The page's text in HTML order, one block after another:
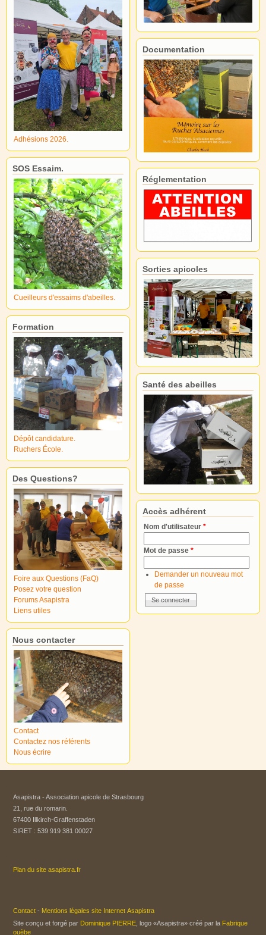
Adhésions 2026.
SOS Essaim.
Cueilleurs d'essaims d'abeilles.
Formation
Dépôt candidature.
Ruchers École.
Des Questions?
Foire aux Questions (FaQ)
Posez votre question
Forums Asapistra
Liens utiles
Nous contacter
Contact
Contactez nos référents
Nous écrire
Documentation
Réglementation
Sorties apicoles
Santé des abeilles
Accès adhérent
Nom d'utilisateur *
Mot de passe *
Demander un nouveau mot
de passe
Asapistra - Association apicole de Strasbourg​
21, rue du romarin.
67400 Illkirch-Graffenstaden
SIRET : 539 919 381 00027
Plan du site asapistra.fr
Contact - Mentions légales site Internet Asapistra
Site conçu et forgé par Dominique PIERRE , logo «Asapistra» créé par la Fabrique
ouèbe